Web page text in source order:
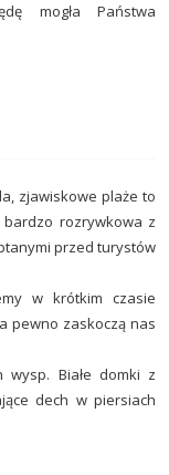
mogła Państwa
zjawiskowe plaże to
rozrywkowa z
przed turystów
w krótkim czasie
pewno zaskoczą nas
wysp. Białe domki z
dech w piersiach